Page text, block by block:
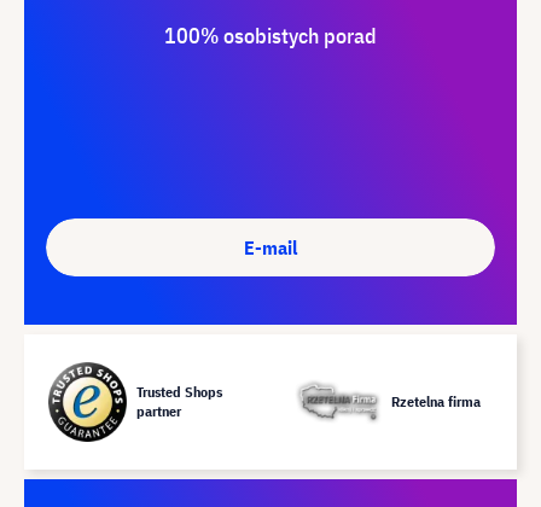
100% osobistych porad
E-mail
Trusted Shops
partner
Rzetelna firma